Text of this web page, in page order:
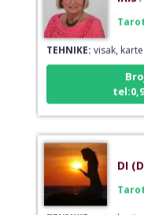
TEHNIKE:visak,
TEHNIKE:astrologija,